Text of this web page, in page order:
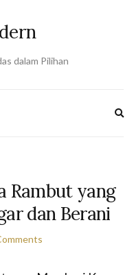
dalam Pilihan
Rambut yang
dan Berani